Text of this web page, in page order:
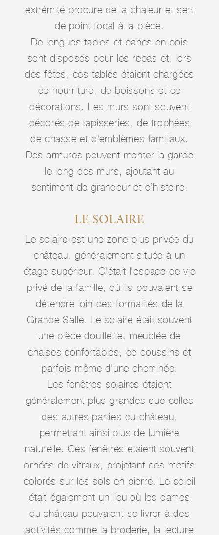
extrémité procure de la chaleur et sert
de point focal à la pièce.
De longues tables et bancs en bois
sont disposés pour les repas et, lors
des fêtes, ces tables étaient chargées
de nourriture, de boissons et de
décorations. Les murs sont souvent
décorés de tapisseries, de trophées
de chasse et d'emblèmes familiaux.
Des armures peuvent monter la garde
le long des murs, ajoutant au
sentiment de grandeur et d’histoire.
LE SOLAIRE
Le solaire est une zone plus privée du
château, généralement située à un
étage supérieur. C'était l'espace de vie
privé de la famille, où ils pouvaient se
détendre loin des formalités de la
Grande Salle. Le solaire était souvent
une pièce douillette, meublée de
chaises confortables, de coussins et
parfois même d'une cheminée.
Les fenêtres solaires étaient
généralement plus grandes que celles
des autres parties du château,
permettant ainsi plus de lumière
naturelle. Ces fenêtres étaient souvent
ornées de vitraux, projetant des motifs
colorés sur les sols en pierre. Le soleil
était également un lieu où les dames
du château pouvaient se livrer à des
activités comme la broderie, la lecture